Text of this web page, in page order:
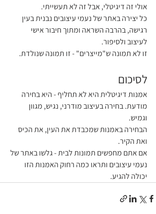
אולי זה דיגיטלי, אבל זה לא תעשייתי.
כל יצירה באתר של נעמי עיצובים נבנית בעין
רגישה, בהרבה השראה ומתוך חיבור אישי
לעיצוב ולסיפור.
זו לא תמונה ש"מייצרים" - זו תמונה שנולדת.
לסיכום
אמנות דיגיטלית היא לא תחליף - היא בחירה
מודעת. בחירה בעיצוב מודרני, נגיש, מגוון
וגמיש.
הבחירה באמנות שמכבדת את העין, את הכיס
ואת הקיר.
אם אתם מחפשים תמונות לבית - גלשו באתר של
נעמי עיצובים ותראו כמה רחוק האמנות הזו
יכולה להגיע.